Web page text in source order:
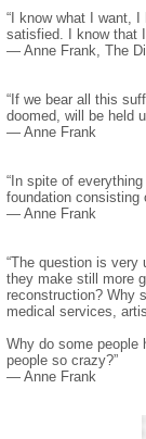
“I know what I want,
satisfied. I know that
― Anne Frank, The
“If we bear all this
doomed, will be held
― Anne Frank
“In spite of
foundation consisting
― Anne Frank
“The question is
they make still more
reconstruction? Why
medical services,
Why do some people
people so crazy?”
― Anne Frank